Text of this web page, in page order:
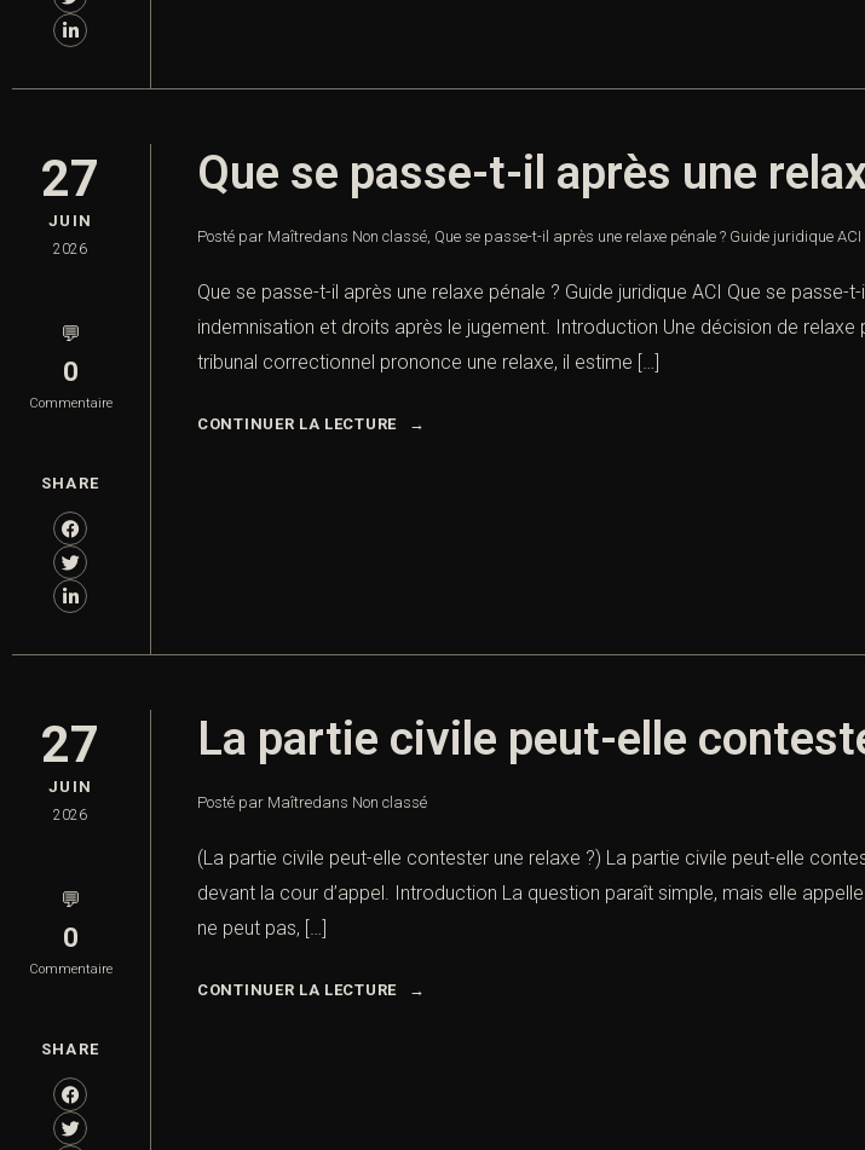
27
JUIN
2026
💬
0
Commentaire
SHARE
Que se passe-t-il après une
Posté par Maîtredans Non classé, Que se passe-t-il après une relaxe pénale ? Guide juridique ACI
Que se passe-t-il après une relaxe pénale ? Guide juridique ACI Que se
indemnisation et droits après le jugement. Introduction Une décision de
tribunal correctionnel prononce une relaxe, il estime […]
CONTINUER LA LECTURE
27
JUIN
2026
💬
0
Commentaire
SHARE
La partie civile peut-elle
Posté par Maîtredans Non classé
(La partie civile peut-elle contester une relaxe ?) La partie civile peut-elle
devant la cour d’appel. Introduction La question paraît simple, mais elle
ne peut pas, […]
CONTINUER LA LECTURE